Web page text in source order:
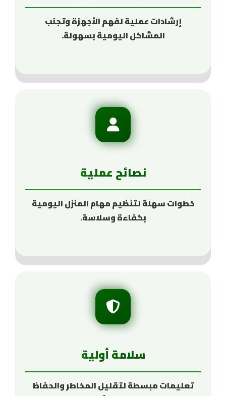
إرشادات عملية لفهم الأجهزة وتجنب
المشاكل اليومية بسهولة.
نصائح عملية
خطوات سهلة لتنظيم مهام المنزل اليومية
بكفاءة وسلاسة.
سلامة أولية
تعليمات مبسطة لتقليل المخاطر والحفاظ